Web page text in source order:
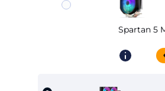
Spartan 5